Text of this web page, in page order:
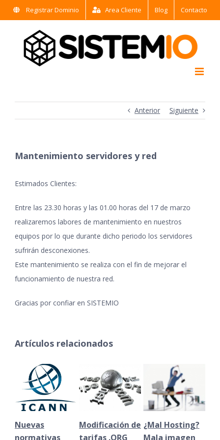
Saltar
al
contenido
Registrar Dominio Area Cliente Blog Contacto
Anterior Siguiente
Mantenimiento servidores y red
Estimados Clientes:
Entre las 23.30 horas y las 01.00 horas del 17 de marzo
realizaremos labores de mantenimiento en nuestros
equipos por lo que durante dicho periodo los servidores
sufrirán desconexiones.
Este mantenimiento se realiza con el fin de mejorar el
funcionamiento de nuestra red.
Gracias por confiar en SISTEMIO
Artículos relacionados
Nuevas
normativas
Modificación de
tarifas .ORG
¿Mal Hosting?
Mala imagen